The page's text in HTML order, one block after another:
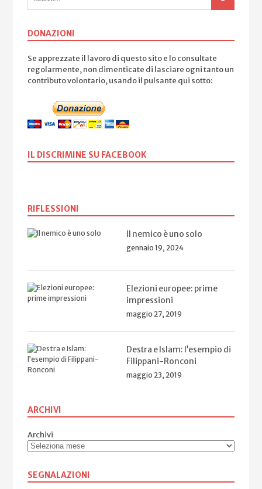
DONAZIONI
Se apprezzate il lavoro di questo sito e lo consultate
regolarmente, non dimenticate di lasciare ogni tanto un
contributo volontario, usando il pulsante qui sotto:
IL DISCRIMINE SU FACEBOOK
RIFLESSIONI
Il nemico è uno solo
gennaio 19, 2024
Elezioni europee: prime
impressioni
maggio 27, 2019
Destra e Islam: l’esempio di
Filippani-Ronconi
maggio 23, 2019
ARCHIVI
Archivi
SEGNALAZIONI